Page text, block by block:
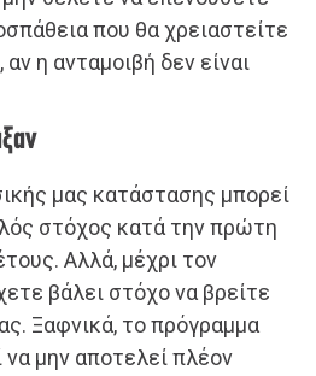
που θα χρειαστείτε
η ανταμοιβή δεν είναι
μας κατάστασης μπορεί
στόχος κατά την πρώτη
Αλλά, μέχρι τον
βάλει στόχο να βρείτε
Ξαφνικά, το πρόγραμμα
μην αποτελεί πλέον